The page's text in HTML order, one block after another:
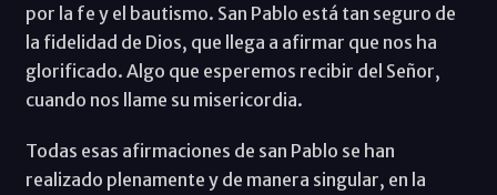
por la fe y el bautismo. San Pablo está tan seguro de
la fidelidad de Dios, que llega a afirmar que nos ha
glorificado. Algo que esperemos recibir del Señor,
cuando nos llame su misericordia.
Todas esas afirmaciones de san Pablo se han
realizado plenamente y de manera singular, en la